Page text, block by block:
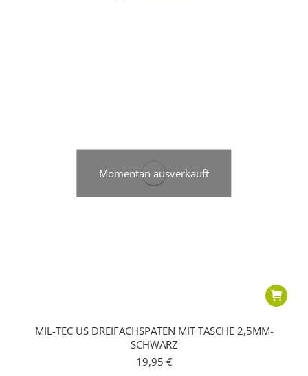
Momentan ausverkauft
MIL-TEC US DREIFACHSPATEN MIT TASCHE 2,5MM-
SCHWARZ
19,95 €